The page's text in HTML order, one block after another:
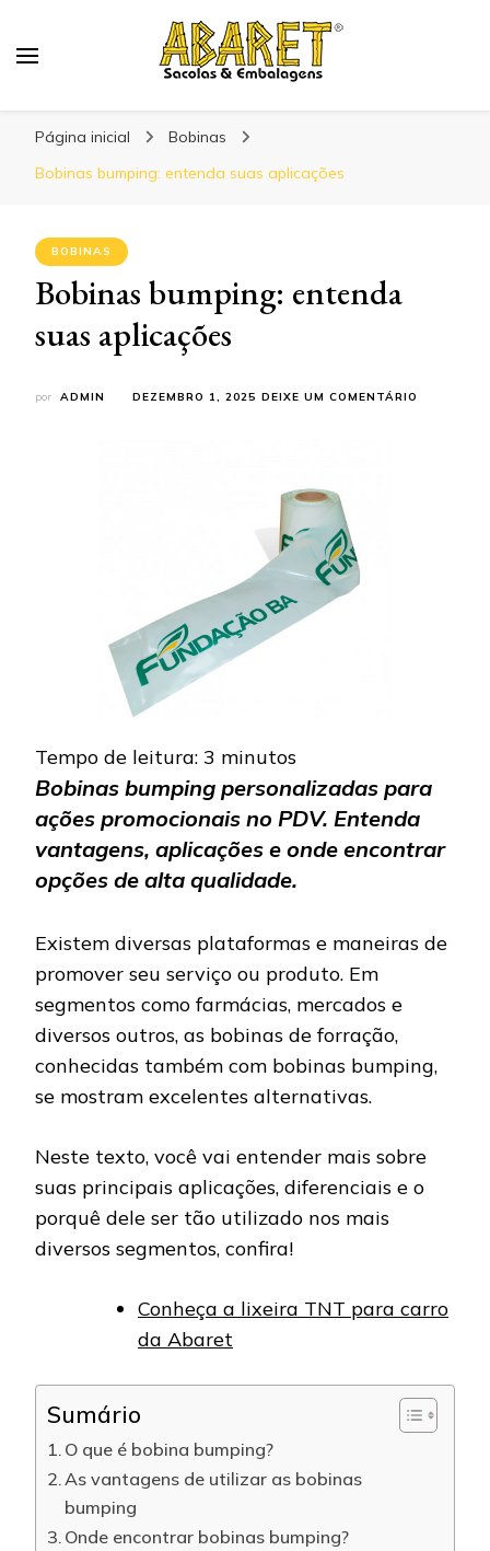
Página inicial
Bobinas
Bobinas bumping: entenda suas aplicações
BOBINAS
Bobinas bumping: entenda
suas aplicações
por ADMIN DEZEMBRO 1, 2025 DEIXE UM COMENTÁRIO
Tempo de leitura: 3 minutos
Bobinas bumping personalizadas para
ações promocionais no PDV. Entenda
vantagens, aplicações e onde encontrar
opções de alta qualidade.
Existem diversas plataformas e maneiras de
promover seu serviço ou produto. Em
segmentos como farmácias, mercados e
diversos outros, as bobinas de forração,
conhecidas também com bobinas bumping,
se mostram excelentes alternativas.
Neste texto, você vai entender mais sobre
suas principais aplicações, diferenciais e o
porquê dele ser tão utilizado nos mais
diversos segmentos, confira!
Conheça a lixeira TNT para carro
da Abaret
Sumário
O que é bobina bumping?
As vantagens de utilizar as bobinas
bumping
Onde encontrar bobinas bumping?